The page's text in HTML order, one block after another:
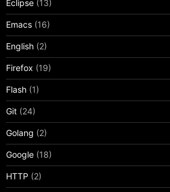
Eclipse (13)
Emacs (16)
English (2)
Firefox (19)
Flash (1)
Git (24)
Golang (2)
Google (18)
HTTP (2)